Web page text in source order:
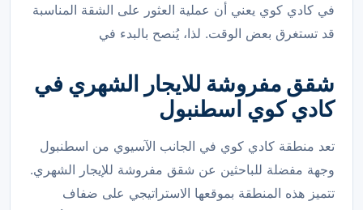
في كادي كوي يعني أن عملية العثور على الشقة المناسبة
قد تستغرق بعض الوقت. لذا، يُنصح بالبدء في
شقق مفروشة للايجار الشهري في
كادي كوي اسطنبول
تعد منطقة كادي كوي في الجانب الآسيوي من اسطنبول
وجهة مفضلة للباحثين عن شقق مفروشة للإيجار الشهري.
تتميز هذه المنطقة بموقعها الاستراتيجي على ضفاف